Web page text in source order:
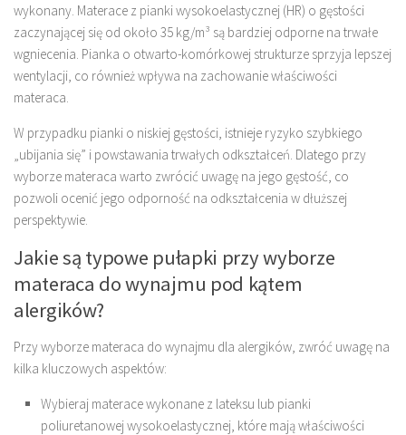
wykonany. Materace z pianki wysokoelastycznej (HR) o gęstości
zaczynającej się od około 35 kg/m³ są bardziej odporne na trwałe
wgniecenia. Pianka o otwarto-komórkowej strukturze sprzyja lepszej
wentylacji, co również wpływa na zachowanie właściwości
materaca.
W przypadku pianki o niskiej gęstości, istnieje ryzyko szybkiego
„ubijania się” i powstawania trwałych odkształceń. Dlatego przy
wyborze materaca warto zwrócić uwagę na jego gęstość, co
pozwoli ocenić jego odporność na odkształcenia w dłuższej
perspektywie.
Jakie są typowe pułapki przy wyborze
materaca do wynajmu pod kątem
alergików?
Przy wyborze materaca do wynajmu dla alergików, zwróć uwagę na
kilka kluczowych aspektów:
Wybieraj materace wykonane z lateksu lub pianki
poliuretanowej wysokoelastycznej, które mają właściwości